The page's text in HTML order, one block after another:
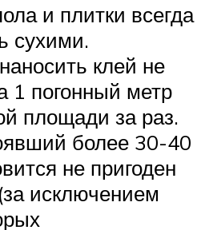
и плитки всегда
сухими.
клей не
1 погонный метр
площади за раз.
более 30-40
не пригоден
исключением